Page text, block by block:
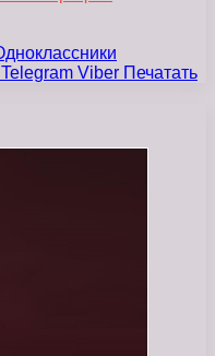
Telegram Viber Печатать